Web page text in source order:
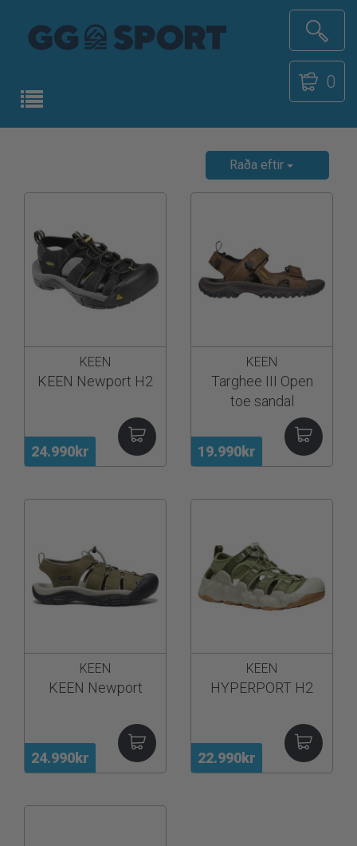
0
Raða eftir
24.990kr
KEEN
KEEN Newport H2
19.990kr
KEEN
Targhee III Open
toe sandal
24.990kr
KEEN
KEEN Newport
22.990kr
KEEN
HYPERPORT H2